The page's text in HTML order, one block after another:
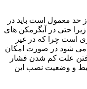
حد معمول است باید در
حتی در آبگرمکن های
است چرا که در غیر
می شود در صورت امکان
علت کم شدن فشار
و وضعیت نصب این